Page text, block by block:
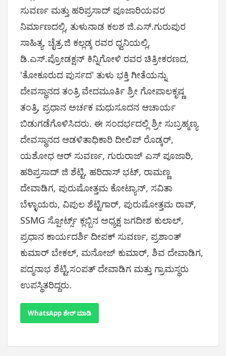
ಸುವರ್ಣ ಮತ್ತು ಹರಿಪ್ರಸಾದ್ ಪೂಜಾರಿಯವರ
ನಿರ್ಮಾಣದಲ್ಲಿ, ತುಳುನಾಡ ಕಲಶ ಜಿ.ಎಸ್.ಗುರುಪುರ
ಸಾಹಿತ್ಯ, ಚೈತ್ರ.ಜಿ ಕಲ್ಲಡ್ಕ ರವರ ಧ್ವನಿಯಲ್ಲಿ,
ಡಿ.ಎಸ್.ಪ್ರೋಡಕ್ಷನ್ ಕಿನ್ನಿಗೋಳಿ ರವರ ಚಿತ್ರೀಕರಣದ,
'ತೋಕೂರುದ ಪುರ್ಸದ' ತುಳು ಭಕ್ತಿ ಗೀತೆಯನ್ನು
ದೇವಸ್ಥಾನದ ತಂತ್ರಿ ವೇದಮೂರ್ತಿ ಶ್ರೀ ಗೋಪಾಲಕೃಷ್ಣ
ತಂತ್ರಿ, ಪ್ರಧಾನ ಅರ್ಚಕ ಮಧುಸೂದನ ಆಚಾರ್ಯ
ಬಿಡುಗಡೆಗೊಳಿಸಿದರು. ಈ ಸಂದರ್ಭದಲ್ಲಿ ಶ್ರೀ ಸುಬ್ರಹ್ಮಣ್ಯ
ದೇವಸ್ಥಾನದ ಆಡಳಿತಾಧಿಕಾರಿ ದೀಲಿಪ್ ರೊಡ್ಕರ್,
ಯಶೋಧ ಆರ್ ಸುವರ್ಣ, ಗುರುರಾಜ್ ಎಸ್ ಪೂಜಾರಿ,
ಹರಿಪ್ರಸಾದ್ ಜಿ ಶೆಟ್ಟಿ, ಹರಿದಾಸ್ ಭಟ್, ರಾಮಣ್ಣ
ದೇವಾಡಿಗ, ಪುರುಷೋತ್ತಮ ಕೋಟ್ಯಾನ್, ಸವಿತಾ
ಬೆಳ್ಳಾಯರು, ವಿಪುಲ ಶೆಟ್ಟಿಗಾರ್, ಪುರುಷೋತ್ತಮ ರಾವ್,
SSMG ಸ್ಪೋರ್ಟ್ಸ್ ಕ್ಲಬ್ಬಿನ ಅಧ್ಯಕ್ಷ ಜಗದೀಶ ಕುಲಾಲ್,
ಪ್ರಧಾನ ಕಾರ್ಯದರ್ಶಿ ದೀಪಕ್ ಸುವರ್ಣ, ಪ್ರಶಾಂತ್
ಕುಮಾರ್ ಬೇಕಲ್, ಮನೋಜ್ ಕುಮಾರ್, ಶಿವ ದೇವಾಡಿಗ,
ಪದ್ಮನಾಭ ಶೆಟ್ಟಿ,ಸಂಪತ್ ದೇವಾಡಿಗ ಮತ್ತು ಗ್ರಾಮಸ್ಥರು
ಉಪಸ್ಥಿತರಿದ್ದರು.
WhatsApp ಶೇರ್ ಮಾಡಿ